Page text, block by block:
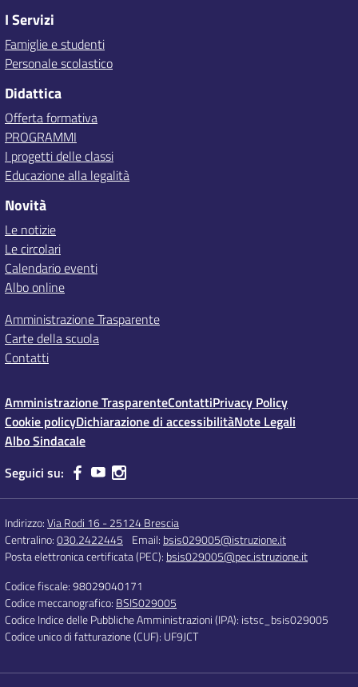
I Servizi
Famiglie e studenti
Personale scolastico
Didattica
Offerta formativa
PROGRAMMI
I progetti delle classi
Educazione alla legalità
Novità
Le notizie
Le circolari
Calendario eventi
Albo online
Amministrazione Trasparente
Carte della scuola
Contatti
Amministrazione TrasparenteContattiPrivacy Policy
Cookie policyDichiarazione di accessibilitàNote Legali
Albo Sindacale
Seguici su:
Indirizzo:Via Rodi 16 - 25124 Brescia
Centralino:030.2422445 Email: bsis029005@istruzione.it
Posta elettronica certificata (PEC): bsis029005@pec.istruzione.it
Codice fiscale: 98029040171
Codice meccanografico: BSIS029005
Codice Indice delle Pubbliche Amministrazioni (IPA): istsc_bsis029005
Codice unico di fatturazione (CUF): UF9JCT